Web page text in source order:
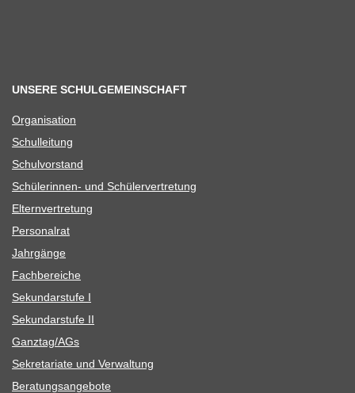
UNSERE SCHULGEMEINSCHAFT
Orga­ni­sa­tion
Schul­lei­tung
Schul­vor­stand
Schü­le­rin­nen- und Schülervertretung
Eltern­ver­tre­tung
Per­so­nal­rat
Jahr­gänge
Fach­be­rei­che
Sekun­dar­stufe I
Sekun­dar­stufe II
Ganztag/​​AGs
Sekre­ta­riate und Verwaltung
Bera­tungs­an­ge­bote